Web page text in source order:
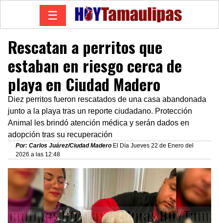
☰
Rescatan a perritos que
estaban en riesgo cerca de
playa en Ciudad Madero
Diez perritos fueron rescatados de una casa abandonada
junto a la playa tras un reporte ciudadano. Protección
Animal les brindó atención médica y serán dados en
adopción tras su recuperación
Por: Carlos Juárez/Ciudad Madero El Día Jueves 22 de Enero del
2026 a las 12:48